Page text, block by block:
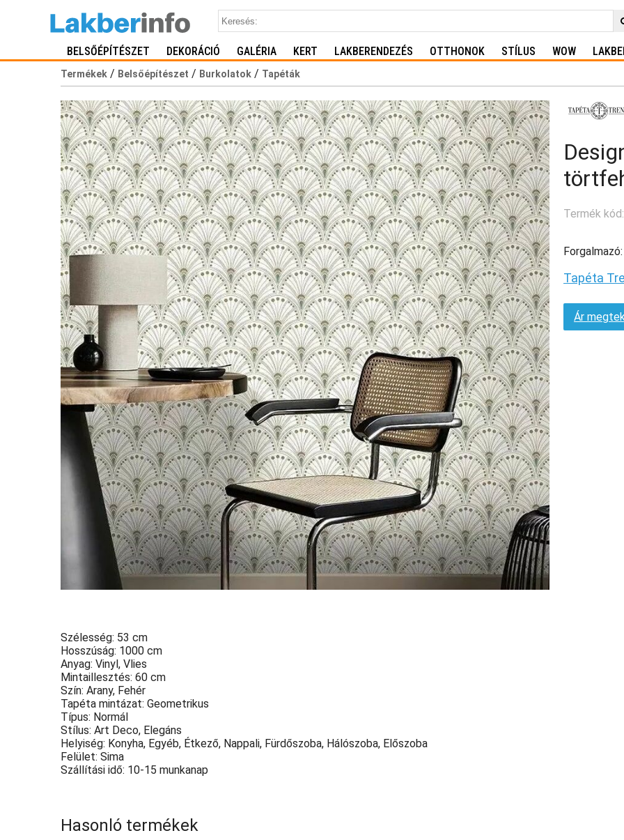
BELSŐÉPÍTÉSZET DEKORÁCIÓ GALÉRIA KERT LAKBERENDEZÉS OTTHONOK STÍLUS WOW
Termékek / Belsőépítészet / Burkolatok / Tapéták
Termék
Forgalmazó:
Tapéta
Ár
Szélesség: 53 cm
Hosszúság: 1000 cm
Anyag: Vinyl, Vlies
Mintaillesztés: 60 cm
Szín: Arany, Fehér
Tapéta mintázat: Geometrikus
Típus: Normál
Stílus: Art Deco, Elegáns
Helyiség: Konyha, Egyéb, Étkező, Nappali, Fürdőszoba, Hálószoba, Előszoba
Felület: Sima
Szállítási idő: 10-15 munkanap
Hasonló termékek